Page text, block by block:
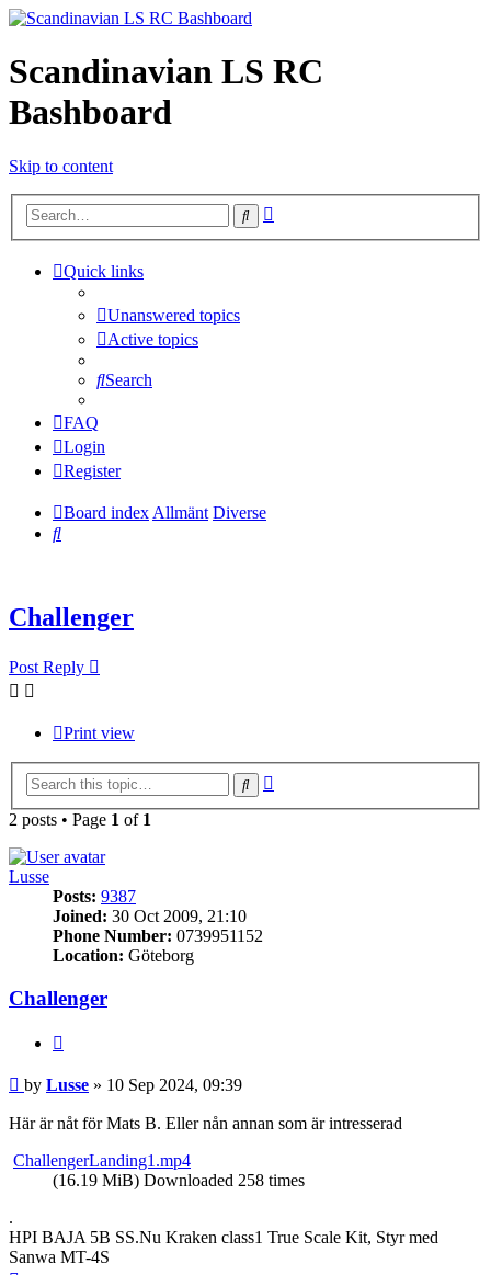
Scandinavian LS RC
Bashboard
Skip to content
Search
Quick links
Unanswered topics
Active topics
Search
FAQ
Login
Register
Board indexAllmänt Diverse
Search
Challenger
Post Reply
Print view
Search
2 posts • Page 1 of 1
Lusse
Posts: 9387
Joined: 30 Oct 2009, 21:10
Phone Number: 0739951152
Location: Göteborg
Challenger
Post
by Lusse » 10 Sep 2024, 09:39
Här är nåt för Mats B. Eller nån annan som är intresserad
ChallengerLanding1.mp4
(16.19 MiB) Downloaded 258 times
.
HPI BAJA 5B SS.Nu Kraken class1 True Scale Kit, Styr med
Sanwa MT-4S